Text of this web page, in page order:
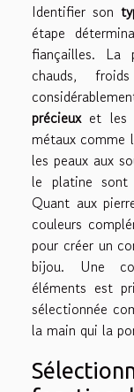
Identifier son
étape
fiançailles. La
chauds,
précieuxet les
métaux comme
les peaux aux
le platine sont
Quant aux
couleurs
pour créer un
bijou. Une
éléments est
sélectionnée
la main qui la